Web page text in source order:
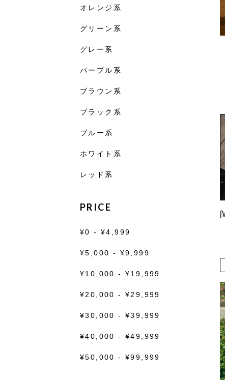
オレンジ系
グリーン系
グレー系
パープル系
ブラウン系
ブラック系
ブルー系
ホワイト系
レッド系
PRICE
¥0 - ¥4,999
¥5,000 - ¥9,999
¥10,000 - ¥19,999
¥20,000 - ¥29,999
¥30,000 - ¥39,999
¥40,000 - ¥49,999
¥50,000 - ¥99,999